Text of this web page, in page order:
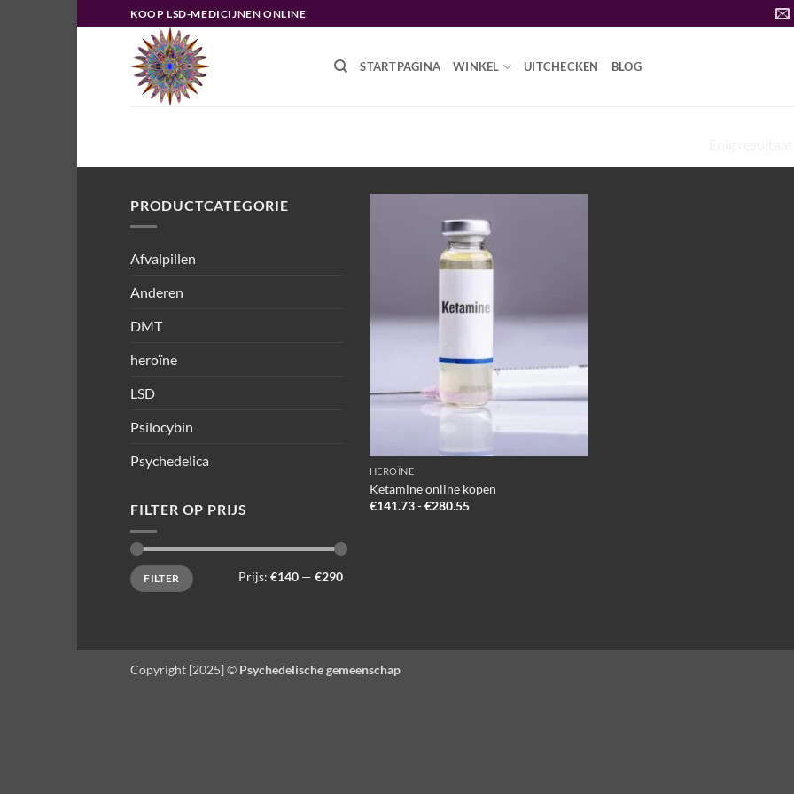
naar
KOOP LSD-MEDICIJNEN ONLINE
STARTPAGINA WINKEL UITCHECKEN BLOG
PRODUCTCATEGORIE
Afvalpillen
Anderen
DMT
heroïne
LSD
Psilocybin
Psychedelica
FILTER OP PRIJS
Min.
prijs
Max.
prijsFILTER Prijs: €140 — €290
HEROÏNE
Ketamine online kopen
€141.73-€280.55Prijsklasse:
Copyright [2025] © Psychedelische gemeenschap